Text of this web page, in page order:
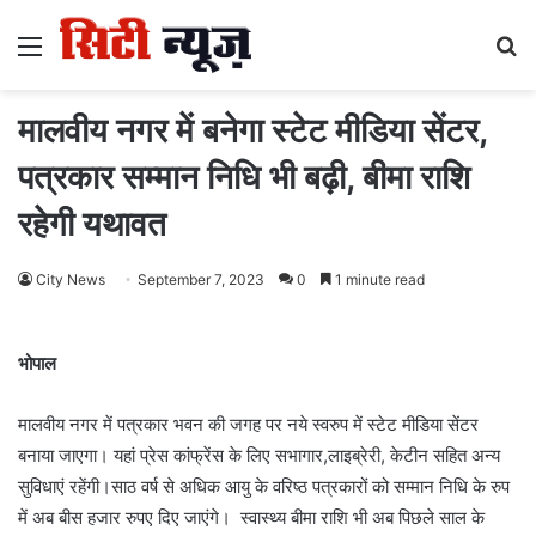
Menu
मालवीय नगर में बनेगा स्टेट मीडिया सेंटर,
पत्रकार सम्मान निधि भी बढ़ी, बीमा राशि
रहेगी यथावत
City News September 7, 2023 0 1 minute read
भोपाल
मालवीय नगर में पत्रकार भवन की जगह पर नये स्वरुप में स्टेट मीडिया सेंटर
बनाया जाएगा। यहां प्रेस कांफ्रेंस के लिए सभागार,लाइब्रेरी, केटीन सहित अन्य
सुविधाएं रहेंगी।साठ वर्ष से अधिक आयु के वरिष्ठ पत्रकारों को सम्मान निधि के रुप
में अब बीस हजार रुपए दिए जाएंगे। स्वास्थ्य बीमा राशि भी अब पिछले साल के